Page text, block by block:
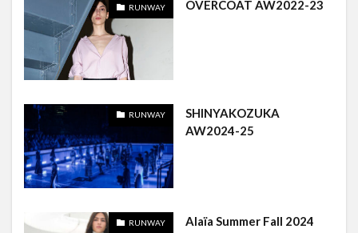
RUNWAY OVERCOAT AW2022-23
RUNWAY
SHINYAKOZUKA
AW2024-25
RUNWAY Alaïa Summer Fall 2024